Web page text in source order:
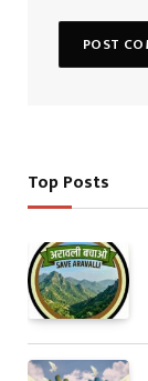
Top Posts